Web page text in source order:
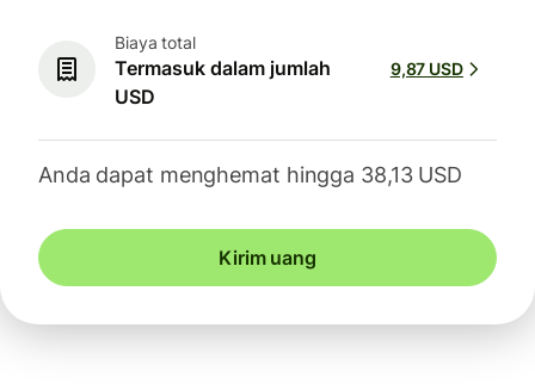
Biaya total
Termasuk dalam jumlah
USD
9,87 USD
Anda dapat menghemat hingga 38,13 USD
Kirim uang